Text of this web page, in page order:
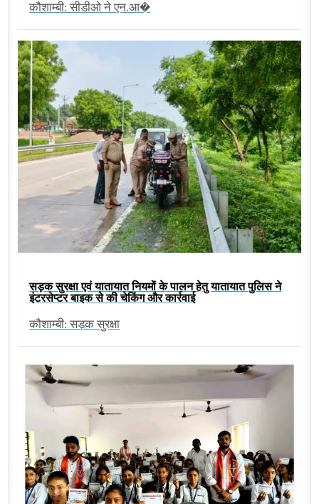
कौशाम्बी: सीडीओ ने एन.आ�
सड़क सुरक्षा एवं यातायात नियमों के पालन हेतु यातायात पुलिस ने
इंटरसेप्टर बाइक से की चेकिंग और कार्रवाई
कौशाम्बी: सड़क सुरक्षा